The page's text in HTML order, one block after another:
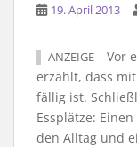
19. April 2013
ANZEIGE
Vor
erzählt, dass
fällig ist.
Essplätze:
den Alltag und